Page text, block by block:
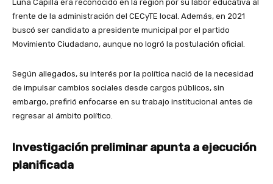
Luna Capilla era reconocido en la región por su labor educativa al
frente de la administración del CECyTE local. Además, en 2021
buscó ser candidato a presidente municipal por el partido
Movimiento Ciudadano, aunque no logró la postulación oficial.
Según allegados, su interés por la política nació de la necesidad
de impulsar cambios sociales desde cargos públicos, sin
embargo, prefirió enfocarse en su trabajo institucional antes de
regresar al ámbito político.
Investigación preliminar apunta a ejecución
planificada